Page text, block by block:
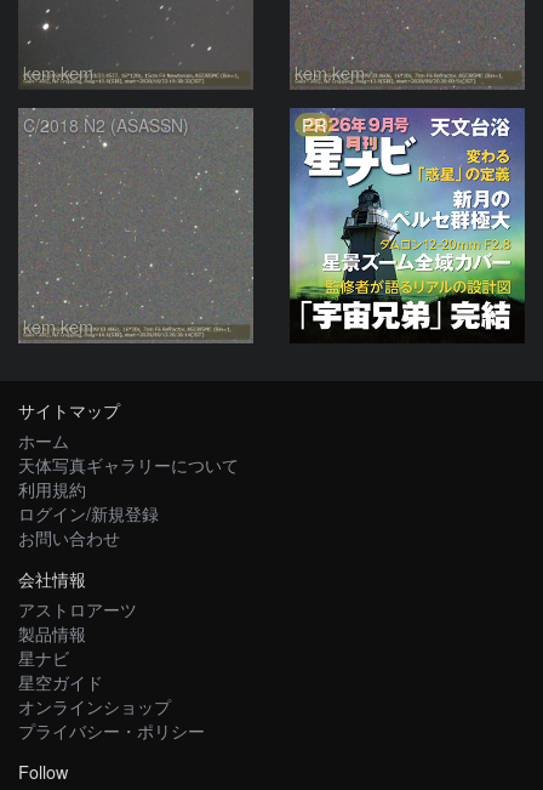
kem.kem kem.kem
C/2018 N2 (ASASSN)
kem.kem
PR
サイトマップ
ホーム
天体写真ギャラリーについて
利用規約
ログイン/新規登録
お問い合わせ
会社情報
アストロアーツ
製品情報
星ナビ
星空ガイド
オンラインショップ
プライバシー・ポリシー
Follow